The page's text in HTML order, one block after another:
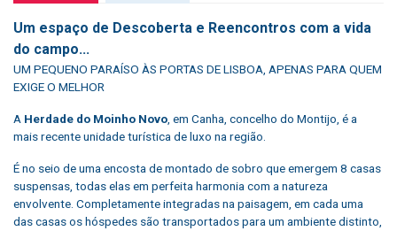
Um espaço de Descoberta e Reencontros com a vida
do campo...
UM PEQUENO PARAÍSO ÀS PORTAS DE LISBOA, APENAS PARA QUEM
EXIGE O MELHOR
A Herdade do Moinho Novo , em Canha, concelho do Montijo, é a
mais recente unidade turística de luxo na região.
É no seio de uma encosta de montado de sobro que emergem 8 casas
suspensas, todas elas em perfeita harmonia com a natureza
envolvente. Completamente integradas na paisagem, em cada uma
das casas os hóspedes são transportados para um ambiente distinto,